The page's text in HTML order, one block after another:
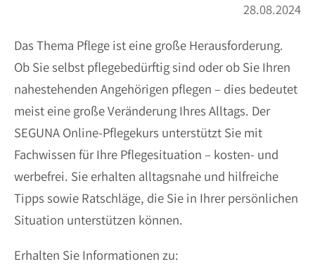
28.08.2024
Das Thema Pflege ist eine große Herausforderung.
Ob Sie selbst pflegebedürftig sind oder ob Sie Ihren
nahestehenden Angehörigen pflegen – dies bedeutet
meist eine große Veränderung Ihres Alltags. Der
SEGUNA Online-Pflegekurs unterstützt Sie mit
Fachwissen für Ihre Pflegesituation – kosten- und
werbefrei. Sie erhalten alltagsnahe und hilfreiche
Tipps sowie Ratschläge, die Sie in Ihrer persönlichen
Situation unterstützen können.
Erhalten Sie Informationen zu: